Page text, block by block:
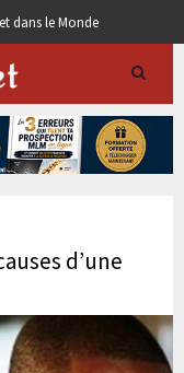
dans le Monde
d’une